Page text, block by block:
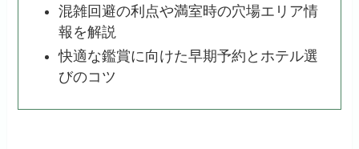
混雑回避の利点や満室時の穴場エリア情
報を解説
快適な鑑賞に向けた早期予約とホテル選
びのコツ